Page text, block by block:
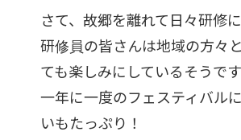
さて、故郷を離れて日々研修に
研修員の皆さんは地域の方々
ても楽しみにしているそうです
一年に一度のフェスティバル
いもたっぷり！